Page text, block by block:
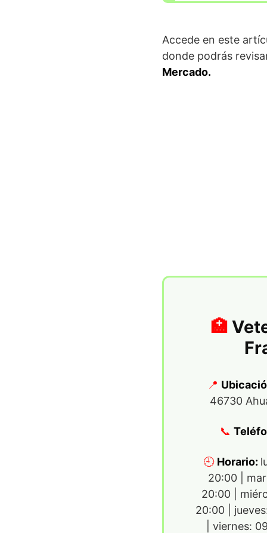
Accede en este
donde podrás
Mercado.
46730
Horario:
20:00 |
20:00 |
20:00 |
| viernes: